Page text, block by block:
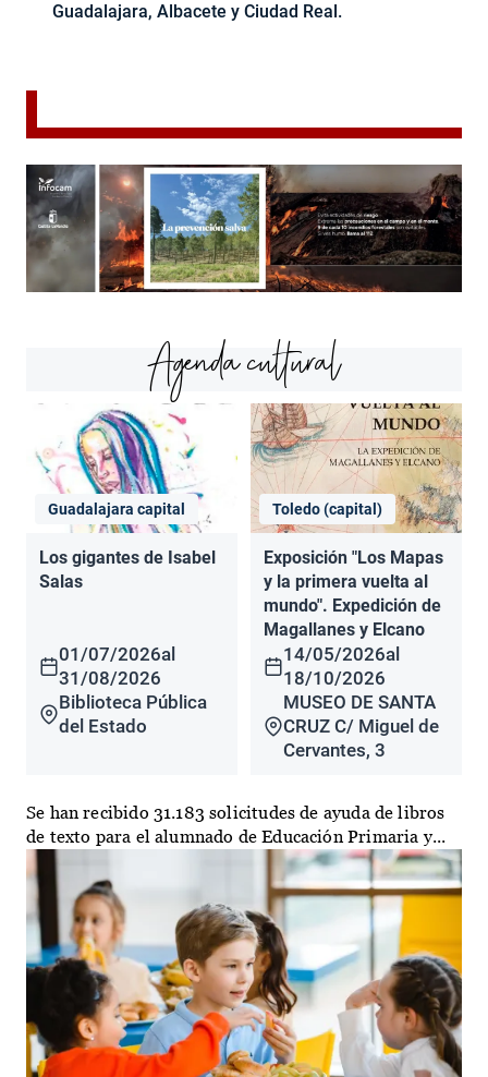
Guadalajara, Albacete y Ciudad Real.
Agenda cultural
Guadalajara capital
Los gigantes de Isabel
Salas
01/07/2026al
31/08/2026
Biblioteca Pública
del Estado
Toledo (capital)
Exposición "Los Mapas
y la primera vuelta al
mundo". Expedición de
Magallanes y Elcano
14/05/2026al
18/10/2026
MUSEO DE SANTA
CRUZ C/ Miguel de
Cervantes, 3
Se han recibido 31.183 solicitudes de ayuda de libros
de texto para el alumnado de Educación Primaria y...